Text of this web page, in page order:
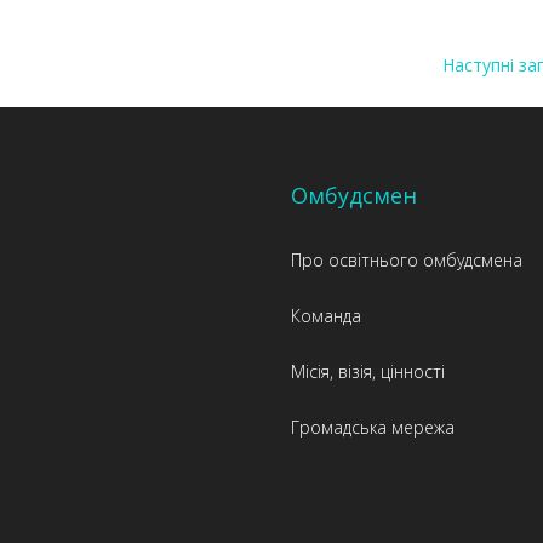
Наступні
Омбудсмен
Про освітнього омбудсмена
Команда
Місія, візія, цінності
Громадська мережа